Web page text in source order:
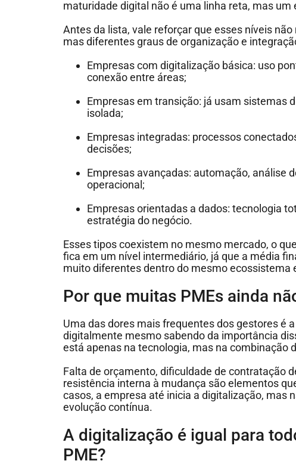
maturidade digital não é uma linha reta, mas um
Antes da lista, vale reforçar que esses níveis não
mas diferentes graus de organização e
Empresas com digitalização básica: uso
conexão entre áreas;
Empresas em transição: já usam sistemas
isolada;
Empresas integradas: processos
decisões;
Empresas avançadas: automação, análise
operacional;
Empresas orientadas a dados: tecnologia
estratégia do negócio.
Esses tipos coexistem no mesmo mercado, o
fica em um nível intermediário, já que a média
muito diferentes dentro do mesmo ecossistema
Por que muitas PMEs ainda
Uma das dores mais frequentes dos gestores é
digitalmente mesmo sabendo da importância
está apenas na tecnologia, mas na combinação
Falta de orçamento, dificuldade de contratação
resistência interna à mudança são elementos
casos, a empresa até inicia a digitalização, mas
evolução contínua.
A digitalização é igual para
PME?